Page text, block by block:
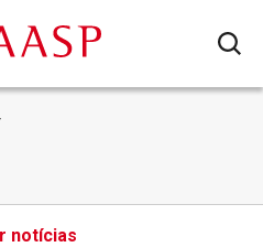
notícias